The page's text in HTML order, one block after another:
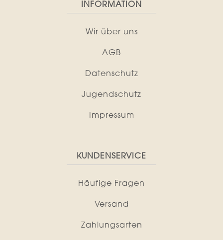
INFORMATION
Wir über uns
AGB
Datenschutz
Jugendschutz
Impressum
KUNDENSERVICE
Häufige Fragen
Versand
Zahlungsarten